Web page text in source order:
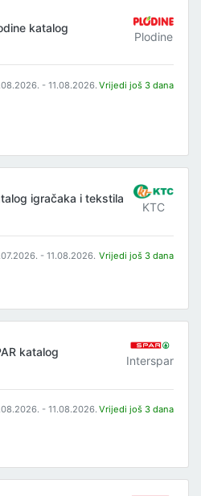
katalog
Plodine
- 11.08.2026. Vrijedi još 3 dana
igračaka i tekstila
KTC
- 11.08.2026. Vrijedi još 3 dana
katalog
Interspar
- 11.08.2026. Vrijedi još 3 dana